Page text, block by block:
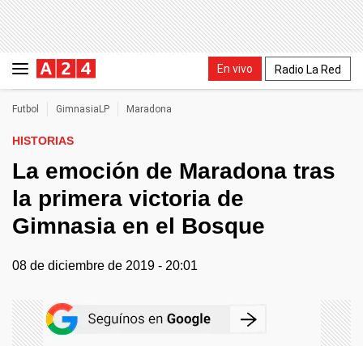
En vivo Radio La Red
Futbol GimnasiaLP Maradona
HISTORIAS
La emoción de Maradona tras
la primera victoria de
Gimnasia en el Bosque
08 de diciembre de 2019 - 20:01